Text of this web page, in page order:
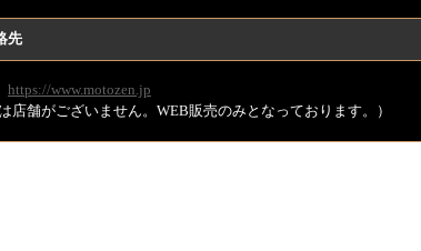
先
https://www.motozen.jp
がございません。WEB販売のみとなっております。）